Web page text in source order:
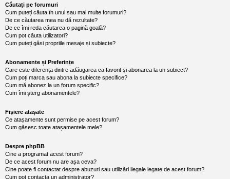
Căutați pe forumuri
Cum puteți căuta în unul sau mai multe forumuri?
De ce căutarea mea nu dă rezultate?
De ce îmi reda căutarea o pagină goală?
Cum pot căuta utilizatori?
Cum puteți găsi propriile mesaje și subiecte?
Abonamente și Preferințe
Care este diferența dintre adăugarea ca favorit și abonarea la un subiect?
Cum poți marca sau abona la subiecte specifice?
Cum mă abonez la un forum specific?
Cum îmi șterg abonamentele?
Fișiere atașate
Ce atașamente sunt permise pe acest forum?
Cum găsesc toate atașamentele mele?
Despre phpBB
Cine a programat acest forum?
De ce acest forum nu are așa ceva?
Cine poate fi contactat despre abuzuri sau utilizări ilegale legate de acest forum?
Cum pot contacta un administrator?